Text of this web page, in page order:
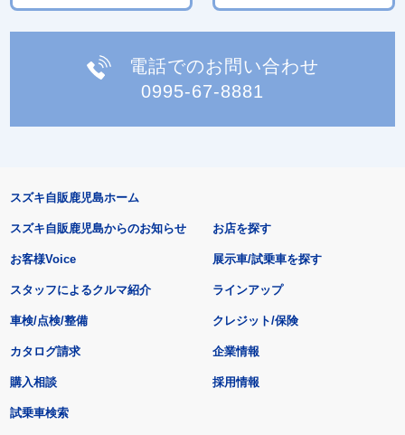
電話でのお問い合わせ
0995-67-8881
スズキ自販鹿児島ホーム
スズキ自販鹿児島からのお知らせ
お客様Voice
スタッフによるクルマ紹介
お店を探す
展示車/試乗車を探す
ラインアップ
車検/点検/整備 クレジット/保険
カタログ請求
購入相談
試乗車検索
企業情報
採用情報